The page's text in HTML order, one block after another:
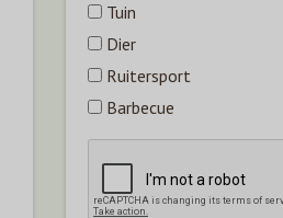
Tuin
Dier
Ruitersport
Barbecue